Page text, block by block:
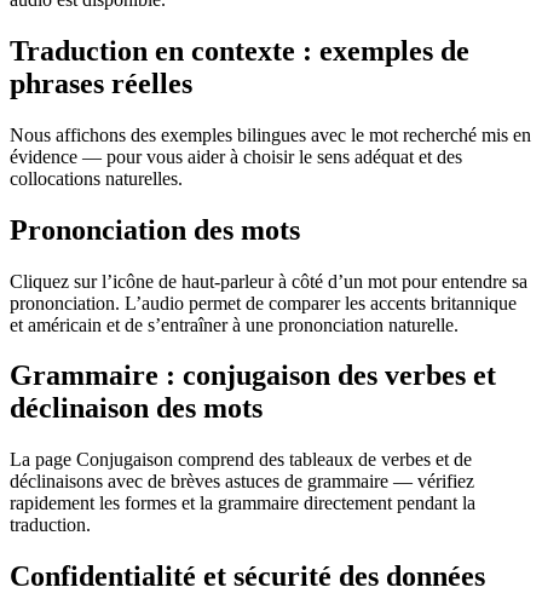
Traduction en contexte : exemples de
phrases réelles
Nous affichons des exemples bilingues avec le mot recherché mis en
évidence — pour vous aider à choisir le sens adéquat et des
collocations naturelles.
Prononciation des mots
Cliquez sur l’icône de haut-parleur à côté d’un mot pour entendre sa
prononciation. L’audio permet de comparer les accents britannique
et américain et de s’entraîner à une prononciation naturelle.
Grammaire : conjugaison des verbes et
déclinaison des mots
La page Conjugaison comprend des tableaux de verbes et de
déclinaisons avec de brèves astuces de grammaire — vérifiez
rapidement les formes et la grammaire directement pendant la
traduction.
Confidentialité et sécurité des données